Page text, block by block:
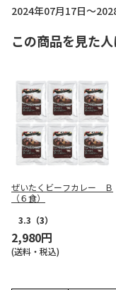
2024年07月17日～
この商品を見た
ぜいたくビーフカレー Ｂ
（６食）
3.3 （3）
2,980円
(送料・税込)